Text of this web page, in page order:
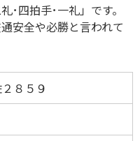
･四拍手･一礼」です。
安全や必勝と言われて
８５９